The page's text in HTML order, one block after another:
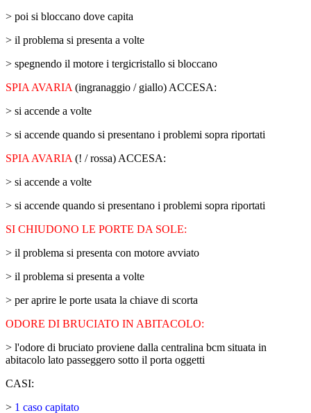
> poi si bloccano dove capita
> il problema si presenta a volte
> spegnendo il motore i tergicristallo si bloccano
SPIA AVARIA (ingranaggio / giallo) ACCESA:
> si accende a volte
> si accende quando si presentano i problemi sopra riportati
SPIA AVARIA (! / rossa) ACCESA:
> si accende a volte
> si accende quando si presentano i problemi sopra riportati
SI CHIUDONO LE PORTE DA SOLE:
> il problema si presenta con motore avviato
> il problema si presenta a volte
> per aprire le porte usata la chiave di scorta
ODORE DI BRUCIATO IN ABITACOLO:
> l'odore di bruciato proviene dalla centralina bcm situata in
abitacolo lato passeggero sotto il porta oggetti
CASI:
> 1 caso capitato